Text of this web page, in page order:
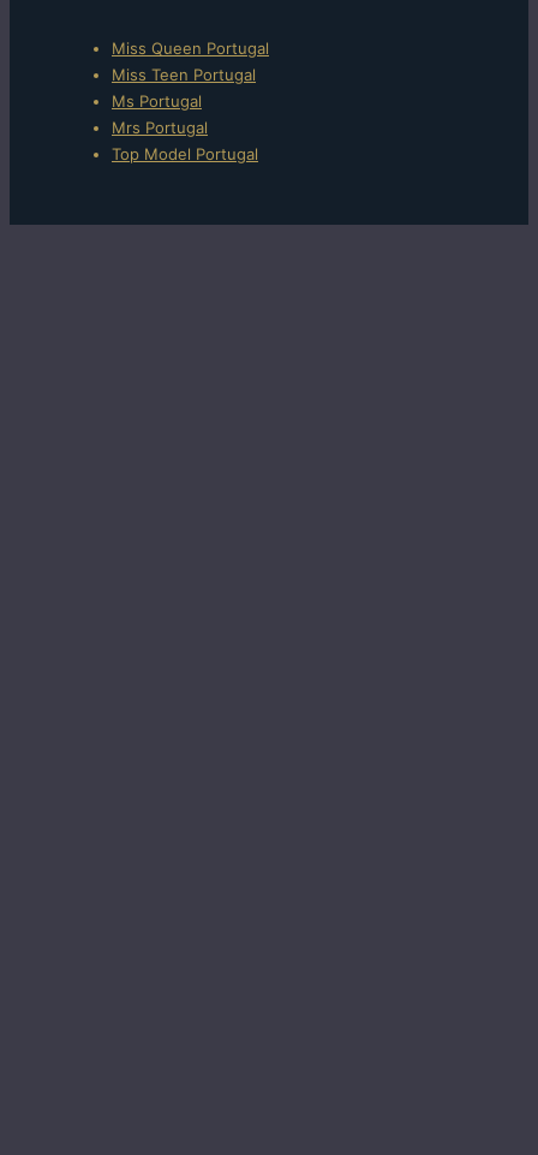
Menu
do
rodapé
Miss Queen Portugal
Miss Teen Portugal
Ms Portugal
Mrs Portugal
Top Model Portugal